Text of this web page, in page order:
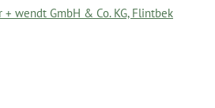
+ wendt GmbH & Co. KG, Flintbek